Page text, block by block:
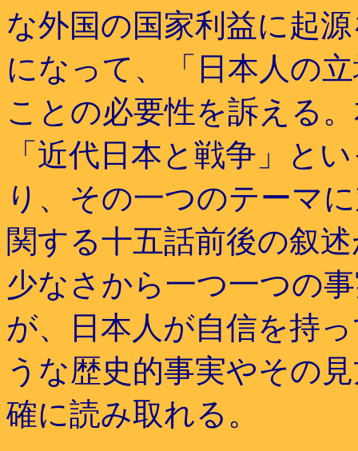
な外国の国家利益に起
になって、「日本人の
ことの必要性を訴える
「近代日本と戦争」と
り、その一つのテーマ
関する十五話前後の叙
少なさから一つ一つの
が、日本人が自信を持
うな歴史的事実やその
確に読み取れる。